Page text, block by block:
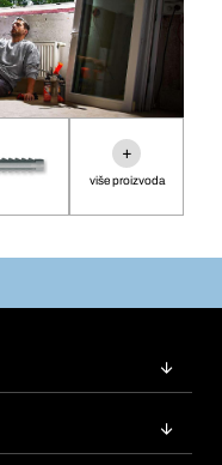
+
više proizvoda